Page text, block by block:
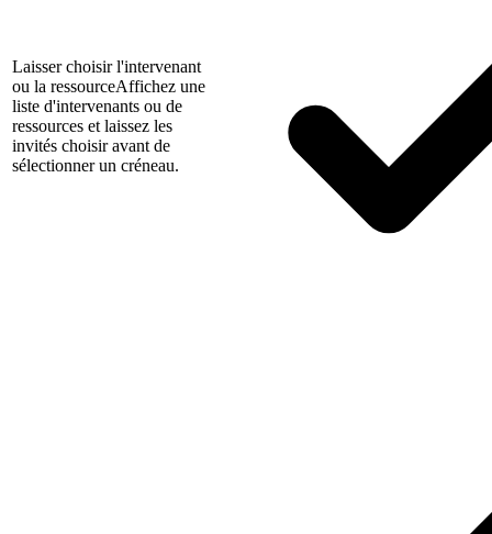
Laisser choisir l'intervenant
ou la ressourceAffichez une
liste d'intervenants ou de
ressources et laissez les
invités choisir avant de
sélectionner un créneau.